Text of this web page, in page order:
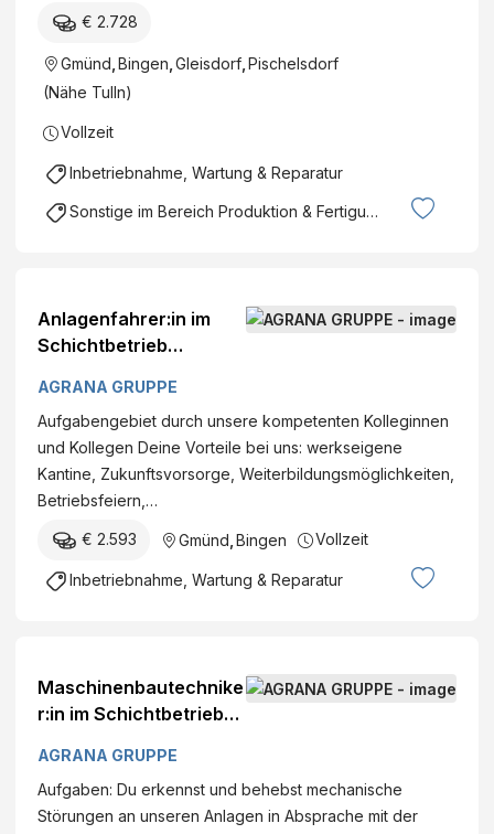
Produktion
€ 2.728
Gmünd,Bingen,Gleisdorf,Pischelsdorf
(Nähe Tulln)
Vollzeit
Inbetriebnahme, Wartung & Reparatur
Sonstige im Bereich Produktion & Fertigung
Anlagenfahrer:in im
Schichtbetrieb
Stärke GmbH - Werk
Gmünd Standort:
ConrathstraßeGmünd,
Österreich Kategorie:
Produktion
AGRANA GRUPPE
Aufgabengebiet durch unsere kompetenten Kolleginnen
und Kollegen Deine Vorteile bei uns: werkseigene
Kantine, Zukunftsvorsorge, Weiterbildungsmöglichkeiten,
Betriebsfeiern,…
€ 2.593 Gmünd Bingen Vollzeit
Inbetriebnahme, Wartung & Reparatur
Maschinenbautechnike
r:in im Schichtbetrieb
Stärke GmbH - Werk
Gmünd Standort:
ConrathstraßeGmünd,
AGRANA GRUPPE
Aufgaben: Du erkennst und behebst mechanische
Störungen an unseren Anlagen in Absprache mit der